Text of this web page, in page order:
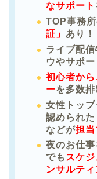
なサポート
TOP事務
証」 あり！
ライブ配
ウやサポ
初心者か
ーを多数排
女性トッ
認められ
などが担当
夜のお仕
でも スケ
ンサルテ